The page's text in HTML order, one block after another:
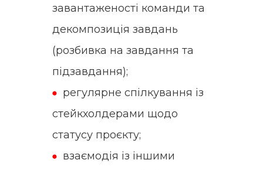
завантаженості команди та
декомпозиція завдань
(розбивка на завдання та
підзавдання);
регулярне спілкування із
стейкхолдерами щодо
статусу проєкту;
взаємодія із іншими